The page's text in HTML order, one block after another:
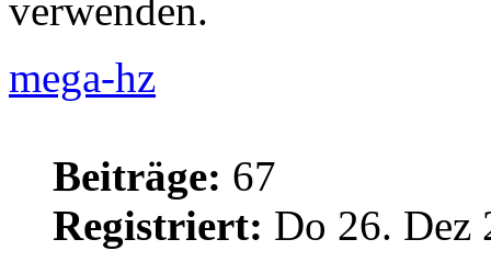
verwenden.
mega-hz
Beiträge: 67
Registriert: Do 26. Dez